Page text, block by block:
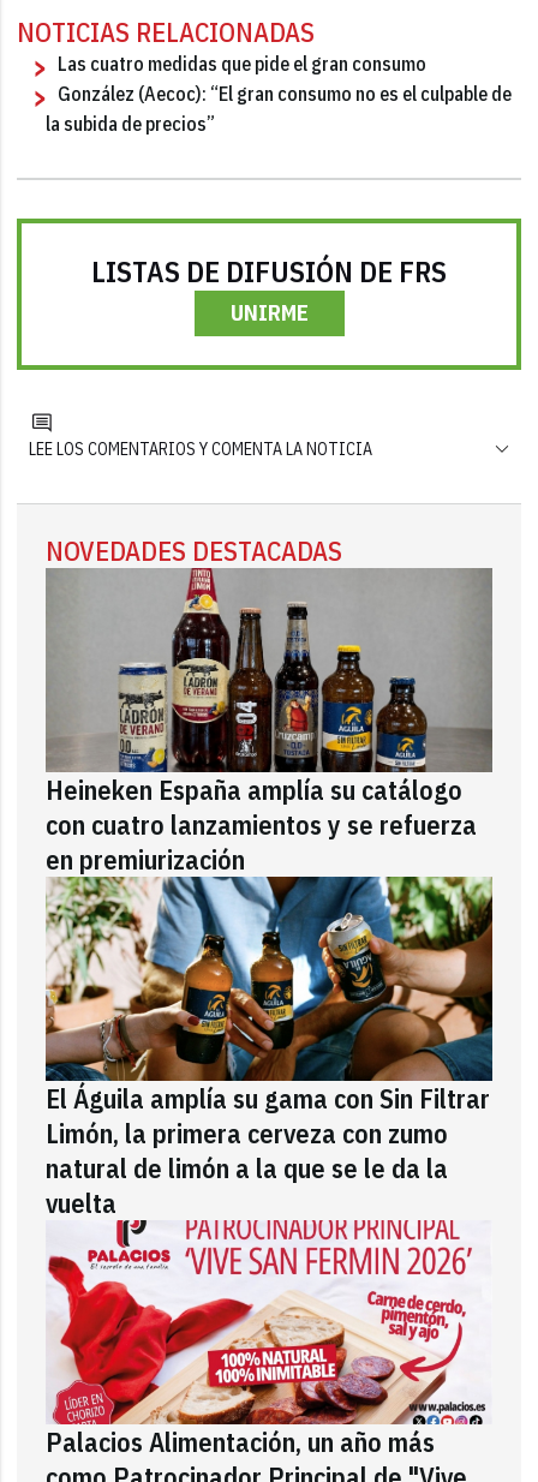
NOTICIAS RELACIONADAS
Las cuatro medidas que pide el gran consumo
González (Aecoc): “El gran consumo no es el culpable de
la subida de precios”
LISTAS DE DIFUSIÓN DE FRS
UNIRME
LEE LOS COMENTARIOS Y COMENTA LA NOTICIA
NOVEDADES DESTACADAS
Heineken España amplía su catálogo
con cuatro lanzamientos y se refuerza
en premiurización
El Águila amplía su gama con Sin Filtrar
Limón, la primera cerveza con zumo
natural de limón a la que se le da la
vuelta
Palacios Alimentación, un año más